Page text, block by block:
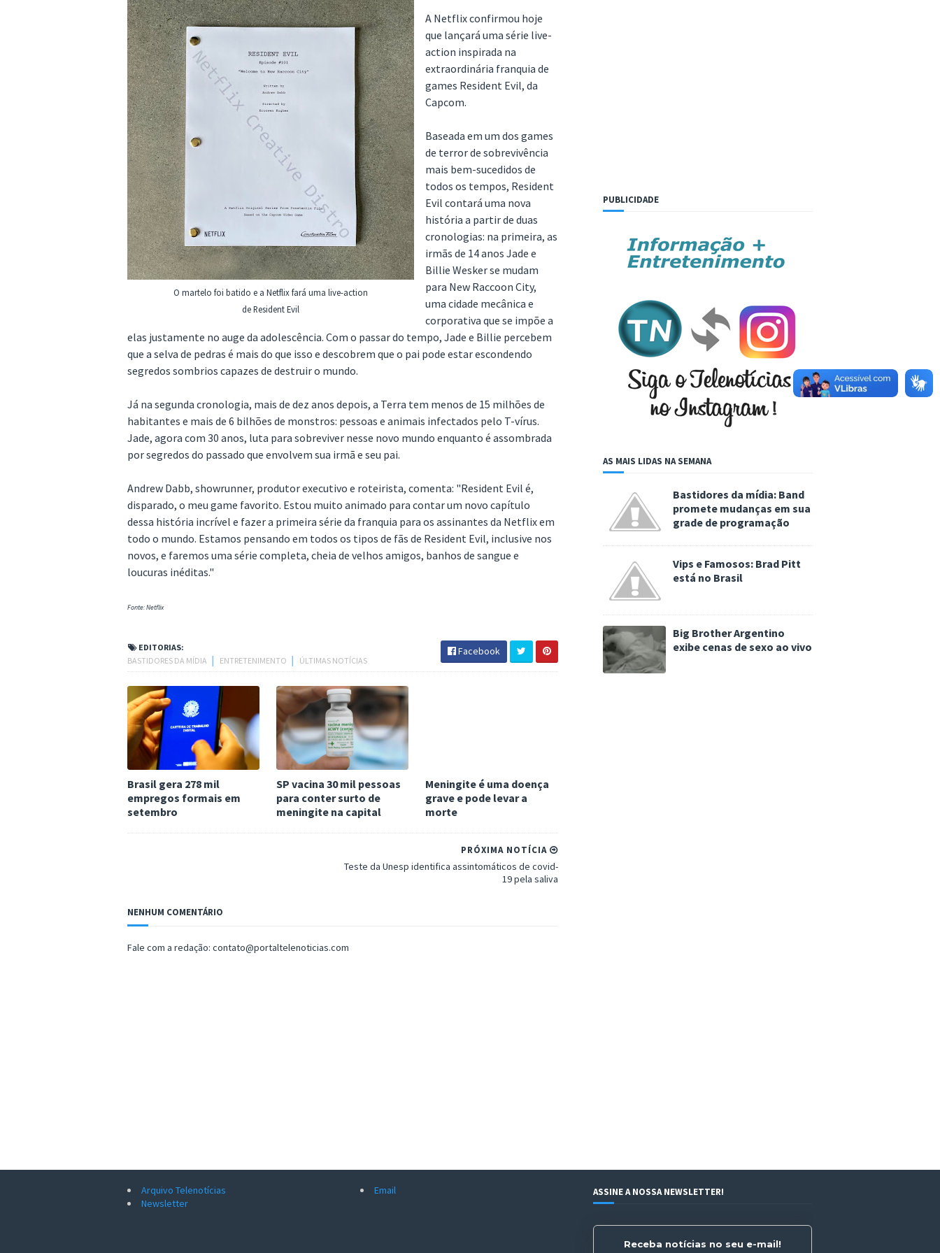
O martelo foi batido e a Netflix fará uma live-action
de Resident Evil
A Netflix confirmou hoje
que lançará uma série live-
action inspirada na
extraordinária franquia de
games Resident Evil, da
Capcom.
Baseada em um dos games
de terror de sobrevivência
mais bem-sucedidos de
todos os tempos, Resident
Evil contará uma nova
história a partir de duas
cronologias: na primeira, as
irmãs de 14 anos Jade e
Billie Wesker se mudam
para New Raccoon City,
uma cidade mecânica e
corporativa que se impõe a
elas justamente no auge da adolescência. Com o passar do tempo, Jade e Billie percebem
que a selva de pedras é mais do que isso e descobrem que o pai pode estar escondendo
segredos sombrios capazes de destruir o mundo.
Já na segunda cronologia, mais de dez anos depois, a Terra tem menos de 15 milhões de
habitantes e mais de 6 bilhões de monstros: pessoas e animais infectados pelo T-vírus.
Jade, agora com 30 anos, luta para sobreviver nesse novo mundo enquanto é assombrada
por segredos do passado que envolvem sua irmã e seu pai.
Andrew Dabb, showrunner, produtor executivo e roteirista, comenta: "Resident Evil é,
disparado, o meu game favorito. Estou muito animado para contar um novo capítulo
dessa história incrível e fazer a primeira série da franquia para os assinantes da Netflix em
todo o mundo. Estamos pensando em todos os tipos de fãs de Resident Evil, inclusive nos
novos, e faremos uma série completa, cheia de velhos amigos, banhos de sangue e
loucuras inéditas."
Fonte: Netflix
EDITORIAS:
BASTIDORES DA MÍDIA
ENTRETENIMENTO ÚLTIMAS NOTÍCIAS
Facebook
Brasil gera 278 mil
empregos formais em
setembro
SP vacina 30 mil pessoas
para conter surto de
meningite na capital
Meningite é uma doença
grave e pode levar a
morte
PRÓXIMA NOTÍCIA
Teste da Unesp identifica assintomáticos de covid-
19 pela saliva
NENHUM COMENTÁRIO
Fale com a redação: contato@portaltelenoticias.com
PUBLICIDADE
AS MAIS LIDAS NA SEMANA
Bastidores da mídia: Band
promete mudanças em sua
grade de programação
Vips e Famosos: Brad Pitt
está no Brasil
Big Brother Argentino
exibe cenas de sexo ao vivo
Arquivo Telenotícias
Newsletter
Email ASSINE A NOSSA NEWSLETTER!
Receba notícias no seu e-mail!